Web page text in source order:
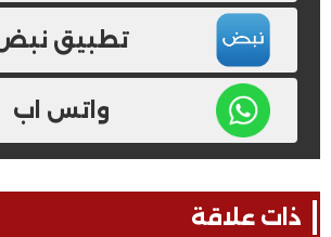
تطبيق
واتس اب
ذات علاقة